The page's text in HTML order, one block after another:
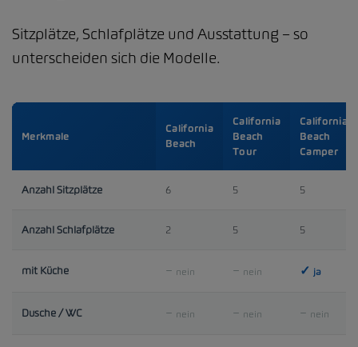
Sitzplätze, Schlafplätze und Ausstattung – so
unterscheiden sich die Modelle.
Merkmale
California
Beach
California
Beach
Tour
California
Beach
Camper
Anzahl Sitzplätze 6 5 5
Anzahl Schlafplätze 2 5 5
mit Küche nein nein ja
Dusche / WC nein nein nein